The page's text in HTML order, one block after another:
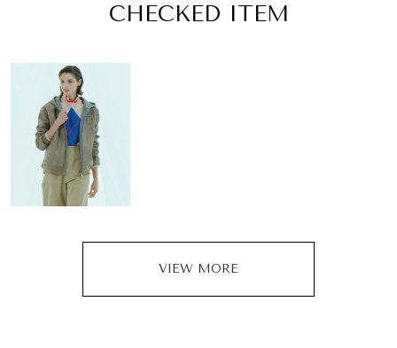
CHECKED ITEM
VIEW MORE